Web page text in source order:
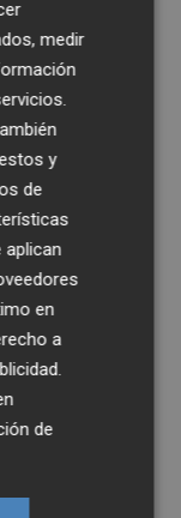
medir
y
de
aplican
en
a
de